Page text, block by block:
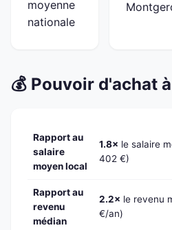
moyenne
nationale
💰 Pouvoir d'achat
Rapport au
salaire
moyen local
1.8× le salaire
402 €)
Rapport au
revenu
médian
2.2× le revenu
€/an)